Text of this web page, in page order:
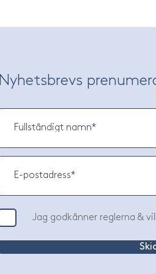
Nyhetsbrevs
Jag godkänner reglerna &